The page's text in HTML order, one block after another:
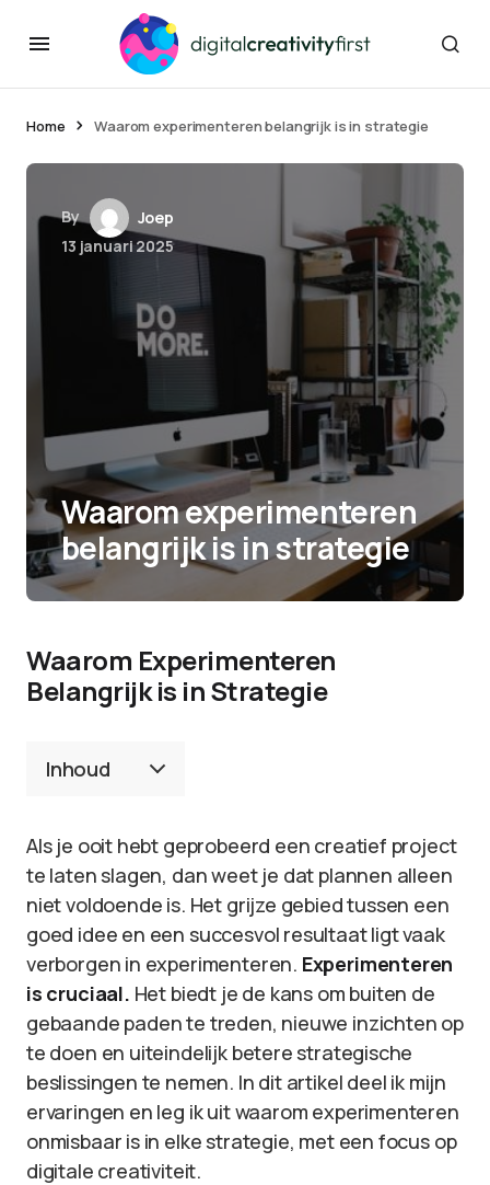
Home Waarom experimenteren belangrijk is in strategie
By
Joep
13 januari 2025
Waarom experimenteren
belangrijk is in strategie
Waarom Experimenteren
Belangrijk is in Strategie
Inhoud
Als je ooit hebt geprobeerd een creatief project
te laten slagen, dan weet je dat plannen alleen
niet voldoende is. Het grijze gebied tussen een
goed idee en een succesvol resultaat ligt vaak
verborgen in experimenteren. Experimenteren
is cruciaal. Het biedt je de kans om buiten de
gebaande paden te treden, nieuwe inzichten op
te doen en uiteindelijk betere strategische
beslissingen te nemen. In dit artikel deel ik mijn
ervaringen en leg ik uit waarom experimenteren
onmisbaar is in elke strategie, met een focus op
digitale creativiteit.